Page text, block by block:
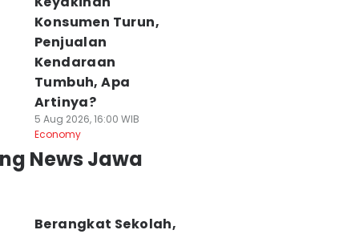
Konsumen Turun,
Penjualan
Kendaraan
Tumbuh, Apa
Artinya?
5 Aug 2026, 16:00 WIB
Economy
News Jawa
Berangkat Sekolah,